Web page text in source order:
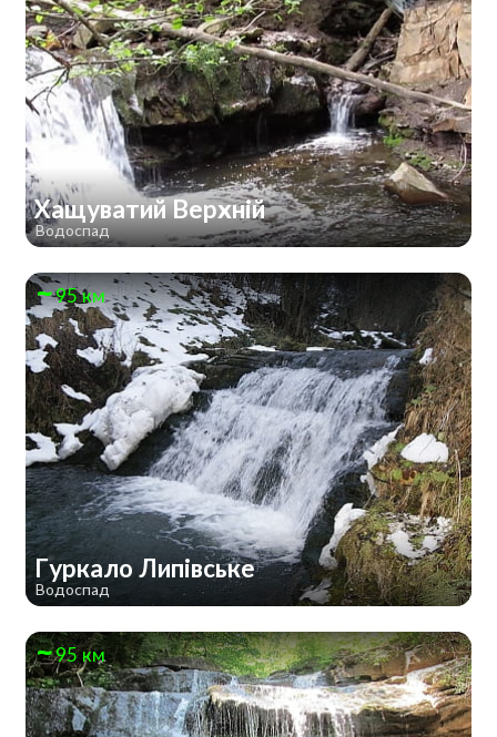
Хащуватий Верхній
Водоспад
95 км
Гуркало Липівське
Водоспад
95 км